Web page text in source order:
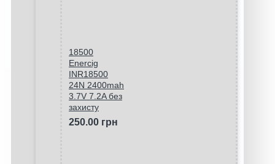
18500
Enercig
INR18500
24N 2400mah
3.7V 7.2A без
захисту
250.00 грн